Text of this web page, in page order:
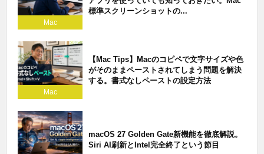
Mac
標準スクリーンショットの...
Mac
【Mac Tips】Macのコピペで文字サイズや色
がそのままペーストされてしまう問題を解決
する。書式なしペーストの設定方法
macOS 27 Golden Gate新機能を徹底解説。
Siri AI刷新とIntel完全終了という節目